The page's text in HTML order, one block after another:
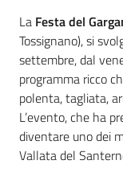
La Festa del
Tossignano), si
settembre, dal
programma ricco
polenta, tagliata,
L’evento, che ha
diventare uno dei
Vallata del